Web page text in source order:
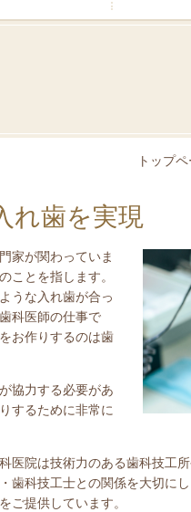
トップ
れ歯を実現
家が関わっていま
ことを指します。
うな入れ歯が合っ
科医師の仕事で
お作りするのは歯
協力する必要があ
するために非常に
医院は技術力のある歯科技工
歯科技工士との関係を大切に
ご提供しています。